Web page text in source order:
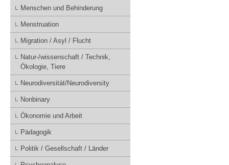
Menschen und Behinderung
Menstruation
Migration / Asyl / Flucht
Natur-/wissenschaft / Technik,
Ökologie, Tiere
Neurodiversität/Neurodiversity
Nonbinary
Ökonomie und Arbeit
Pädagogik
Politik / Gesellschaft / Länder